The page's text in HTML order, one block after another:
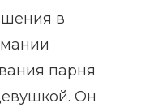
в
парня
Он